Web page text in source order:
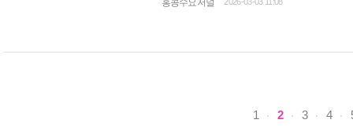
홍콩수요저널
1 2 3 4